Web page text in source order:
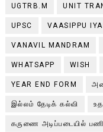
UGTRB.M UNIT
UPSC VAASIPPU
VANAVIL MANDRAM
WHATSAPP WISH
YEAR END FORM
இல்லம் தேடிக் கல்வி
கருணை அடிப்படையில்